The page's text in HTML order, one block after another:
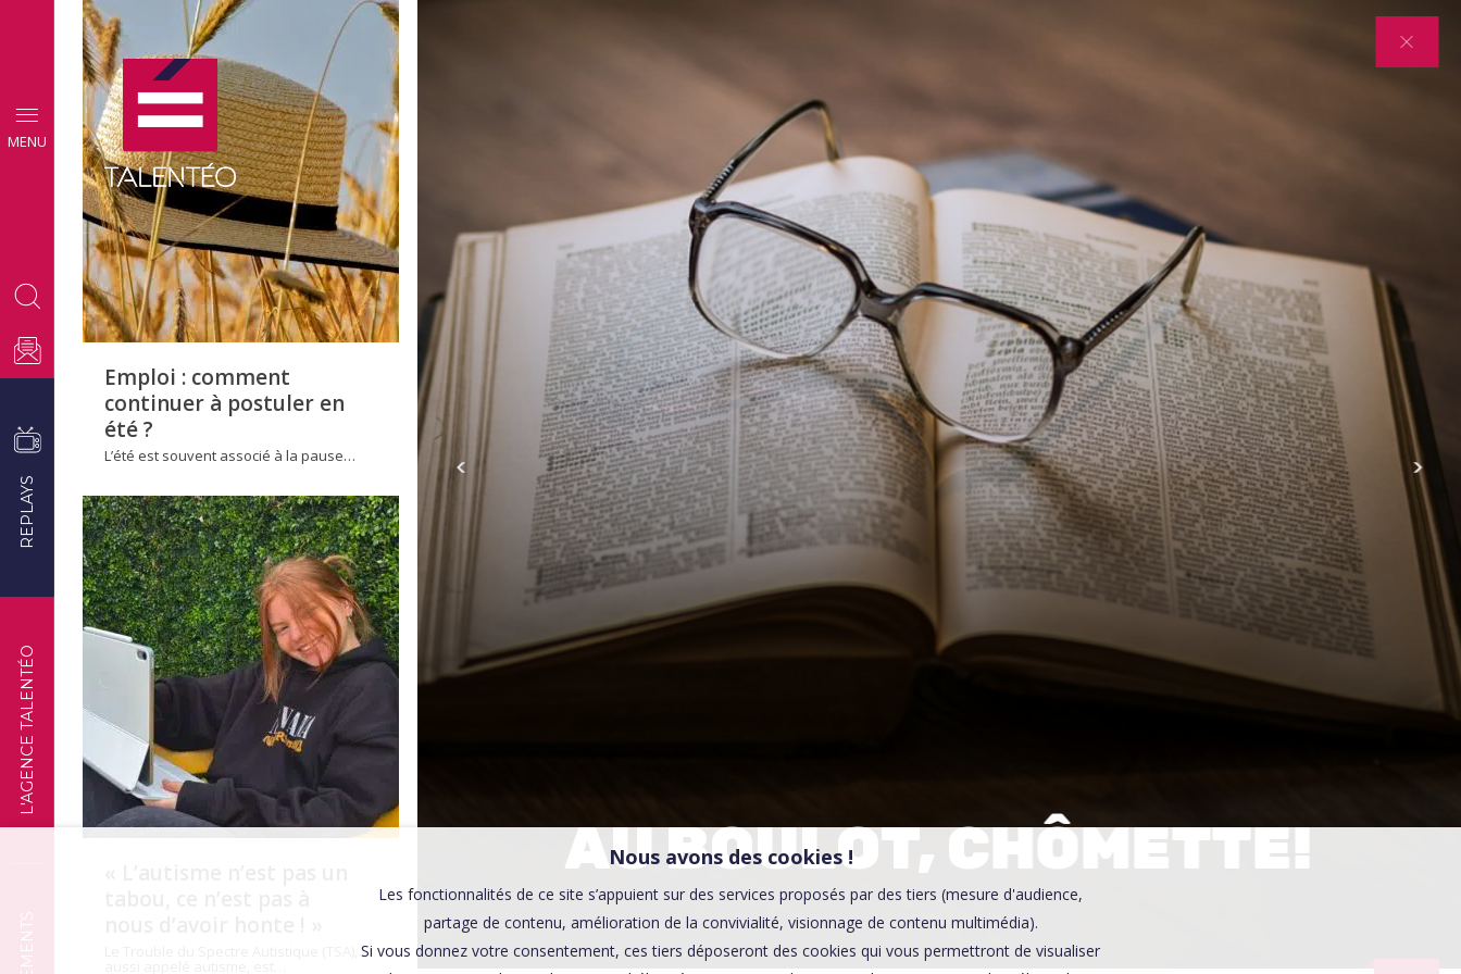
MENU
L'AGENCE TALENTÉO
REPLAYS
CONSEILS
EMPLOI
Emploi : comment
continuer à postuler en
été ?
L’été est souvent associé à la pause…
TÉMOIGNAGES
AU BOULOT, CHÔMETTE!
Affaires sensibles
00:00
Nous avons des cookies !
Les fonctionnalités de ce site s’appuient sur des services proposés par des tiers (mesure d'audience,
partage de contenu, amélioration de la convivialité, visionnage de contenu multimédia).
Si vous donnez votre consentement, ces tiers déposeront des cookies qui vous permettront de visualiser